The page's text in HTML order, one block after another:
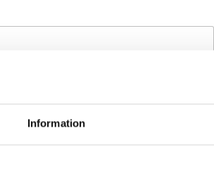
Information
om du vill ha en offert på en maskin)